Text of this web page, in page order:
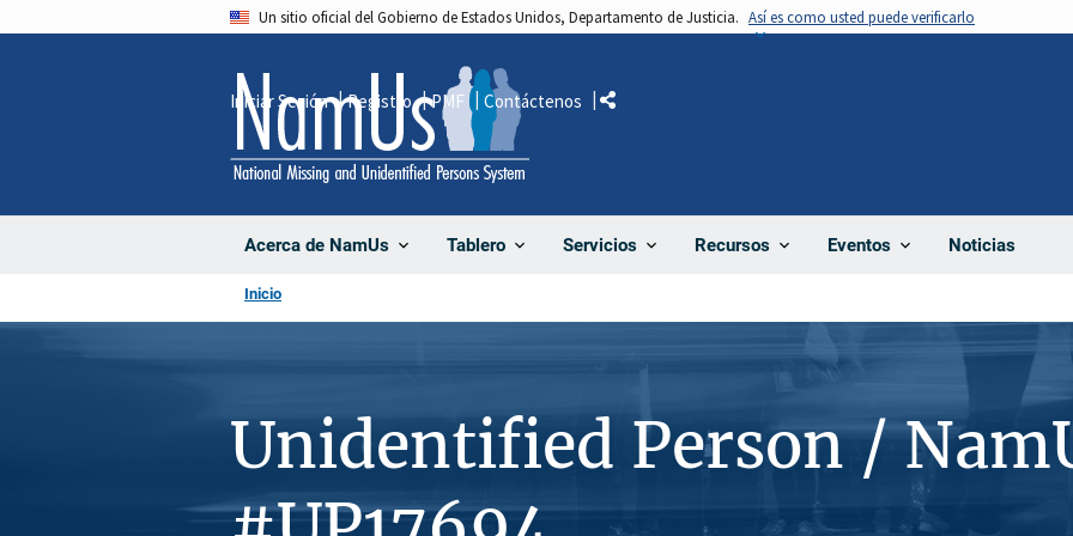
Un sitio oficial del Gobierno de Estados Unidos, Departamento de Justicia. Así es como usted puede verificarlo
Acerca de NamUs Tablero Servicios Recursos Eventos Noticias
Iniciar Sesión Registro PMF Contáctenos Comparte
Inicio
Unidentified Person /